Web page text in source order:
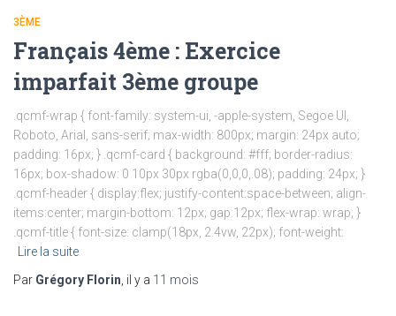
3ÈME
Français 4ème : Exercice
imparfait 3ème groupe
.qcmf-wrap { font-family: system-ui, -apple-system, Segoe UI,
Roboto, Arial, sans-serif; max-width: 800px; margin: 24px auto;
padding: 16px; } .qcmf-card { background: #fff; border-radius:
16px; box-shadow: 0 10px 30px rgba(0,0,0,.08); padding: 24px; }
.qcmf-header { display:flex; justify-content:space-between; align-
items:center; margin-bottom: 12px; gap:12px; flex-wrap: wrap; }
.qcmf-title { font-size: clamp(18px, 2.4vw, 22px); font-weight:
Lire la suite
Par Grégory Florin , il y a 11 mois